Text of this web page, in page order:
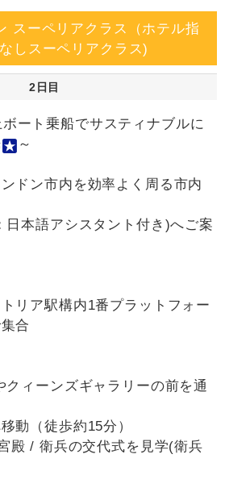
スーペリアクラス（ホテル指
しスーペリアクラス)
2日目
ート乗船でサスティナブルに
～
ドン市内を効率よく周る市内
日本語アシスタント付き)へご案
リア駅構内1番プラットフォー
合
発
ィーンズギャラリーの前を通
動（徒歩約15分）
殿 / 衛兵の交代式を見学(衛兵